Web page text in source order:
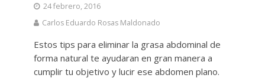
24 febrero, 2016
Carlos Eduardo Rosas Maldonado
Estos tips para eliminar la grasa abdominal de
forma natural te ayudaran en gran manera a
cumplir tu objetivo y lucir ese abdomen plano.